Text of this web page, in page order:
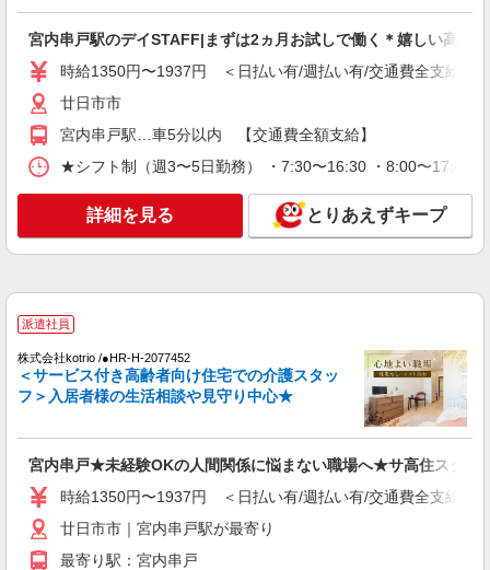
アルバイト パート
日研トータルソーシング株式会社 メディカルケア事業部/広島オフィ
ス
介護スタッフ／資格あり or 経験者
時給1,450円〜1,600円 ◆無資格・経験者：
1,450円〜 ◆初任者研修・未経験：1,450円〜 ◆初
任者研修・経験者：1,550円〜 ◆介護福祉士：
1,600円〜 ※経験者は3ヶ月以上 ※給与幅は経験・
派遣社員
株式会社kotrio /●HR-H-1953283
宮内串戸駅｜小さなグループホームで家事や生
時給1450円〜1937円 ＜日払い有/週払い有/交
廿日市市
キープ
宮内串戸駅のデイSTAFF|まずは2ヵ月お試しで働く＊嬉しい高時給
時給1350円〜1937円 ＜日払い有/週払い有/交通費全支給(ガ
廿日市市
宮内串戸駅…車5分以内 【交通費全額支給】
★シフト制（週3〜5日勤務） ・7:30〜16:30 ・8:00〜17:00
詳細を見る とりあえずキープ
派遣社員
株式会社kotrio /●HR-H-2077452
＜サービス付き高齢者向け住宅での介護スタッ
フ＞入居者様の生活相談や見守り中心★
宮内串戸★未経験OKの人間関係に悩まない職場へ★サ高住スタッ
時給1350円〜1937円 ＜日払い有/週払い有/交通費全支給(ガ
廿日市市｜宮内串戸駅が最寄り
最寄り駅：宮内串戸